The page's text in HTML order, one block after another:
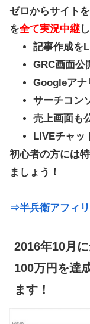
ゼロからサイト
を全て実況中継
記事作成を
GRC画面公
Googleアナ
サーチコン
売上画面も
LIVEチャッ
初心者の方には
ましょう！
⇒半兵衛アフィ
2016年10月
100万円を達
ます！